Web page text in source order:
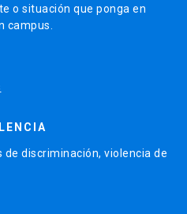
o situación que ponga en
campus.
discriminación, violencia de